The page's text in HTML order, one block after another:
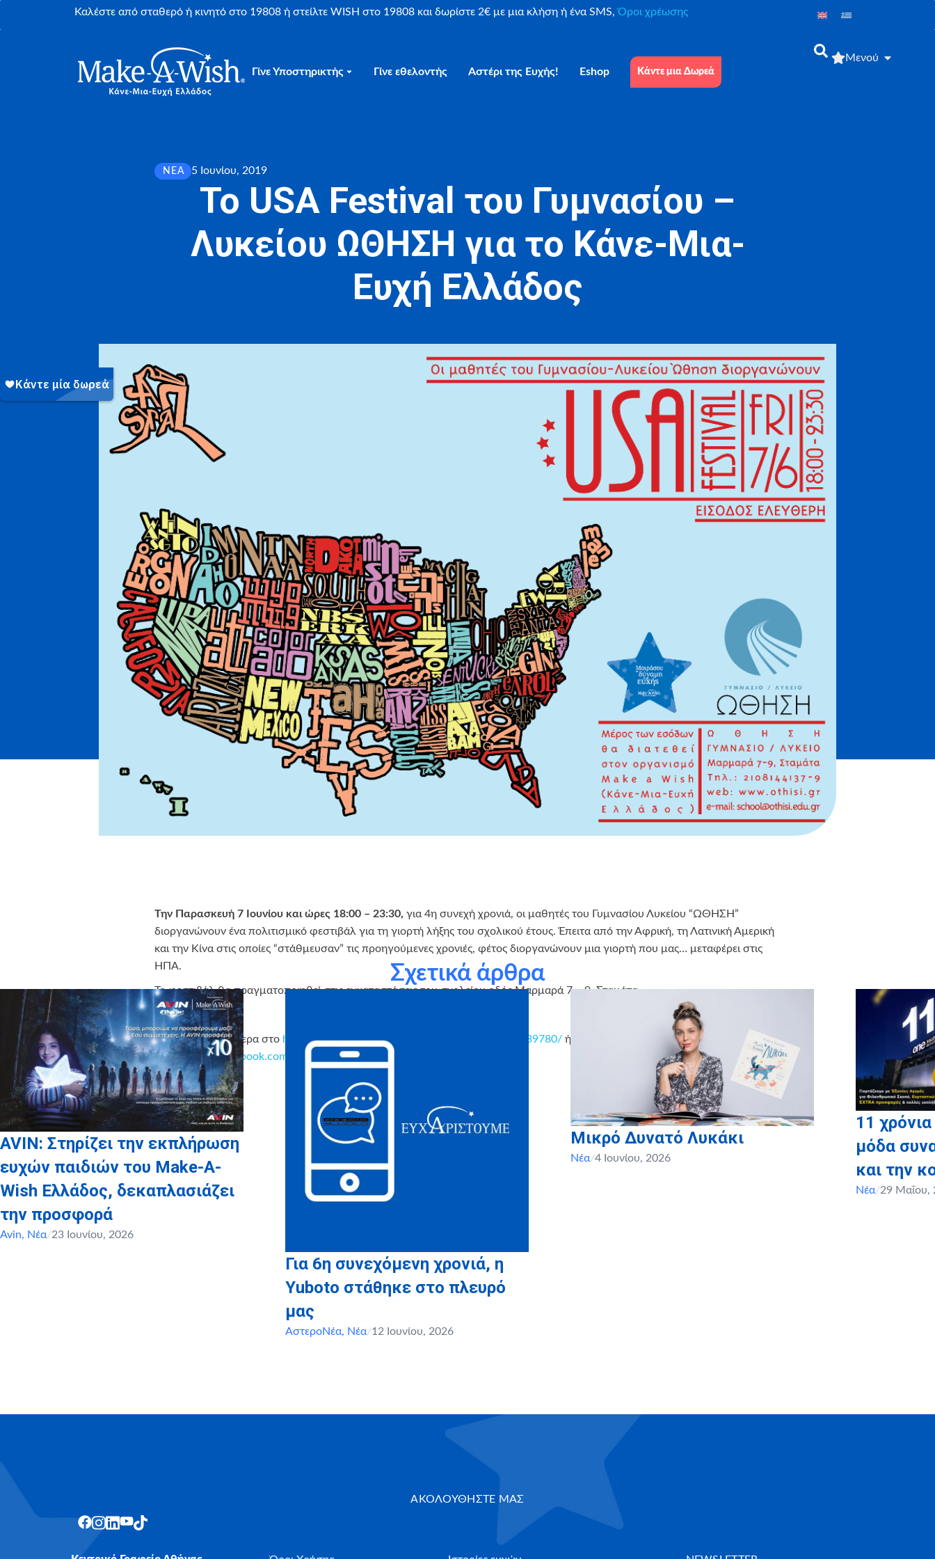
Καλέστε από σταθερό ή κινητό στο 19808 ή στείλτε WISH στο 19808 και δωρίστε 2€ με μια κλήση ή ένα SMS,Όροι χρέωσης
Γίνε Υποστηρικτής Γίνε εθελοντής Αστέρι της Ευχής! Eshop Κάντε μια Δωρεά
Μενού
ΝΈΑ 5 Ιουνίου, 2019
Το USA Festival του Γυμνασίου –
Λυκείου ΩΘΗΣΗ για το Κάνε-Μια-
Ευχή Ελλάδος
Την Παρασκευή 7 Ιουνίου και ώρες 18:00 – 23:30, για 4η συνεχή χρονιά, οι μαθητές του Γυμνασίου Λυκείου “ΩΘΗΣΗ”
διοργανώνουν ένα πολιτισμικό φεστιβάλ για τη γιορτή λήξης του σχολικού έτους. Έπειτα από την Αφρική, τη Λατινική Αμερική
και την Κίνα στις οποίες “στάθμευσαν” τις προηγούμενες χρονιές, φέτος διοργανώνουν μια γιορτή που μας… μεταφέρει στις
ΗΠΑ.
Το φεστιβάλ θα πραγματοποιηθεί στις εγκαταστάσεις του σχολείου οδός Μαρμαρά 7 – 9, Σταμάτα
Μάθετε περισσότερα στο https://www.facebook.com/events/2240405116039780/ ή στο
https://www.facebook.com/othisi.school/
Σχετικά άρθρα
AVIN: Στηρίζει την εκπλήρωση
ευχών παιδιών του Make-A-
Wish Ελλάδος, δεκαπλασιάζει
την προσφορά
Avin, Νέα/23 Ιουνίου, 2026
Για 6η συνεχόμενη χρονιά, η
Yuboto στάθηκε στο πλευρό
μας
ΑστεροΝέα, Νέα/12 Ιουνίου, 2026
Μικρό Δυνατό Λυκάκι
Νέα/4 Ιουνίου, 2026
11
μόδα
και την
Νέα/29 Μαΐου,
ΑΚΟΛΟΥΘΗΣΤΕ ΜΑΣ